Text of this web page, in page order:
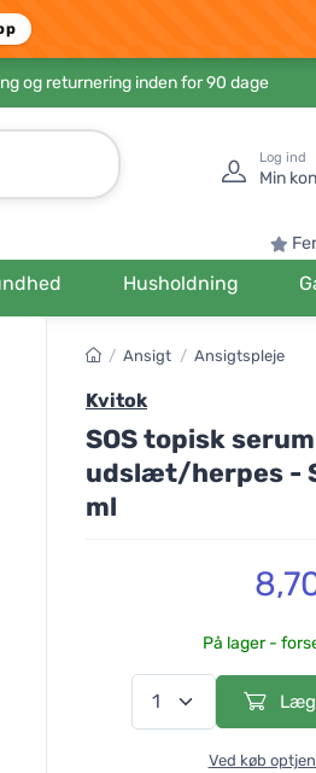
og returnering inden for 90 dage
Log ind
Min
Husholdning
/ Ansigt / Ansigtspleje
Kvitok
SOS topisk
udslæt/herpes -
ml
På lager -
Ved køb